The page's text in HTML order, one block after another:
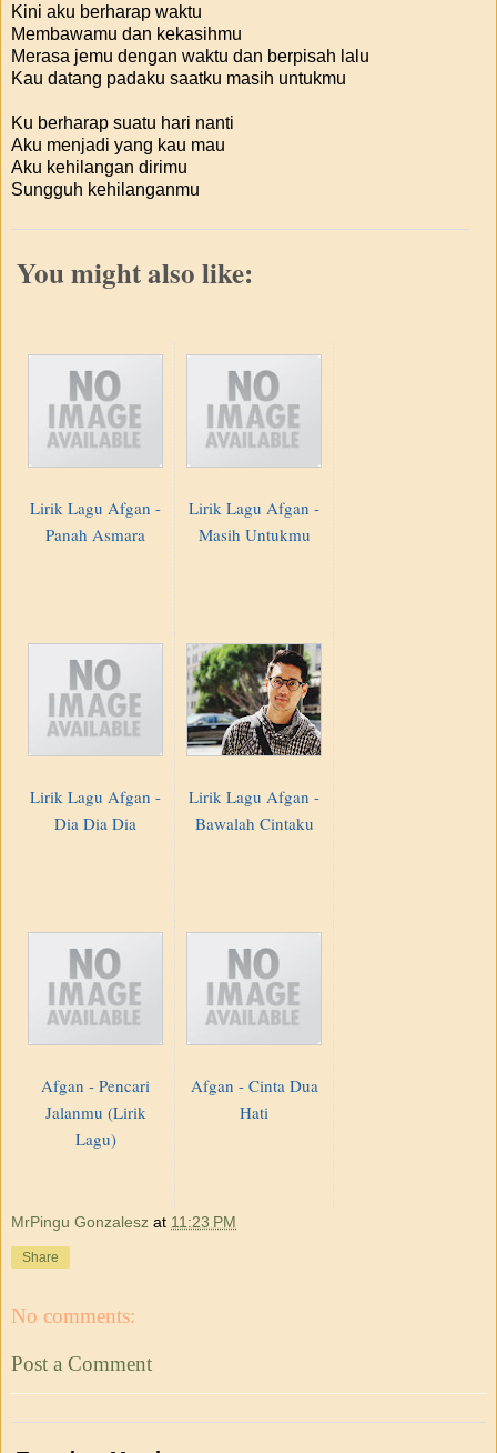
Kini aku berharap waktu
Membawamu dan kekasihmu
Merasa jemu dengan waktu dan berpisah lalu
Kau datang padaku saatku masih untukmu
Ku berharap suatu hari nanti
Aku menjadi yang kau mau
Aku kehilangan dirimu
Sungguh kehilanganmu
You might also like:
Lirik Lagu Afgan -
Panah Asmara
Lirik Lagu Afgan -
Masih Untukmu
Lirik Lagu Afgan -
Dia Dia Dia
Lirik Lagu Afgan -
Bawalah Cintaku
Afgan - Pencari
Jalanmu (Lirik
Lagu)
Afgan - Cinta Dua
Hati
MrPingu Gonzalesz at 11:23 PM
Share
No comments:
Post a Comment